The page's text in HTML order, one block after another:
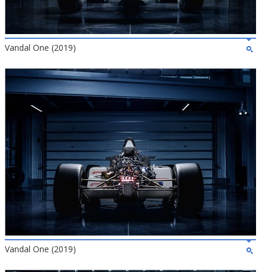
Vandal One (2019)
Vandal One (2019)